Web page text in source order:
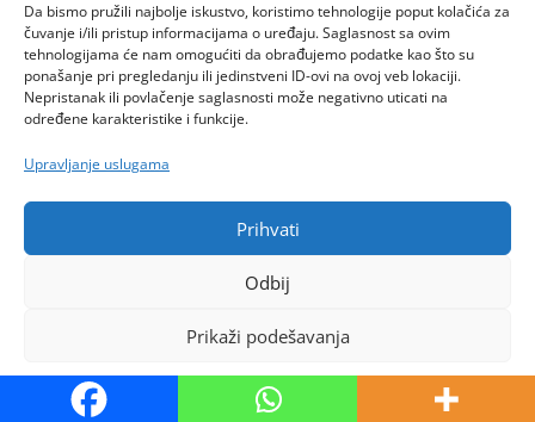
Da bismo pružili najbolje iskustvo, koristimo tehnologije poput kolačića za
čuvanje i/ili pristup informacijama o uređaju. Saglasnost sa ovim
tehnologijama će nam omogućiti da obrađujemo podatke kao što su
ponašanje pri pregledanju ili jedinstveni ID-ovi na ovoj veb lokaciji.
Nepristanak ili povlačenje saglasnosti može negativno uticati na
određene karakteristike i funkcije.
Upravljanje uslugama
Prihvati
Odbij
Prikaži podešavanja
Politika kolačića
Rada 39 Novi Pazar – Jedna poruka mogla bi joj
admin 4. kolovoza 2026. 0